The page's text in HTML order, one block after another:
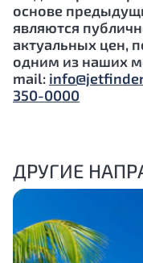
основе
являются
актуальных цен,
одним из наших
mail:
350-0000
ДРУГИЕ